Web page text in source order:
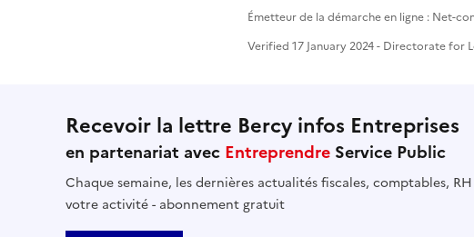
Émetteur de la démarche en ligne : Net-
Verified 17 January 2024 - Directorate for
Recevoir la lettre Bercy infos Entreprises
en partenariat avec Entreprendre Service Public
Chaque semaine, les dernières actualités fiscales, comptables,
votre activité - abonnement gratuit